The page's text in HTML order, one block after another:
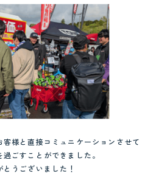
様と直接コミュニケーションさせて
ごすことができました。
うございました！